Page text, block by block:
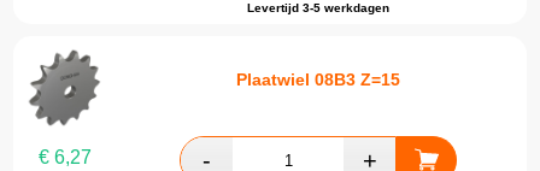
Levertijd 3-5 werkdagen
Plaatwiel 08B3 Z=15
€ 6,27